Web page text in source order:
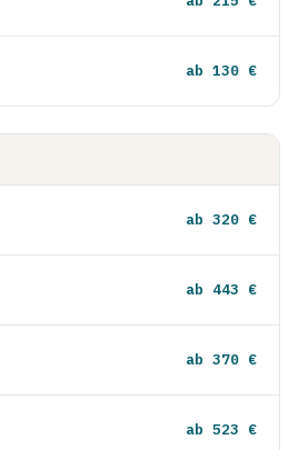
ab 130 €
ab 320 €
ab 443 €
ab 370 €
ab 523 €